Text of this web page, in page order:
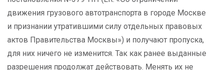
движения грузового автотранспорта в городе Москве
и признании утратившими силу отдельных правовых
актов Правительства Москвы») и получают пропуска,
для них ничего не изменится. Так как ранее выданные
разрешения продолжат действовать. Менять их не